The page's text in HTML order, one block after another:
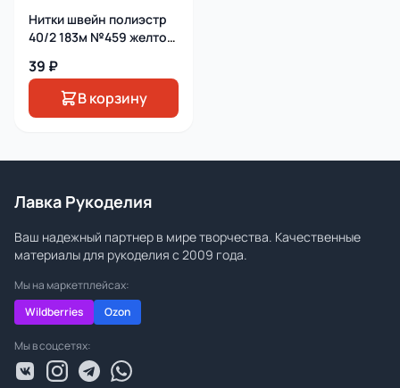
Нитки швейн полиэстр
40/2 183м №459 желто-
39 ₽
В корзину
Лавка Рукоделия
Ваш надежный партнер в мире творчества. Качественные
материалы для рукоделия с 2009 года.
Мы на маркетплейсах:
Wildberries
Ozon
Мы в соцсетях: